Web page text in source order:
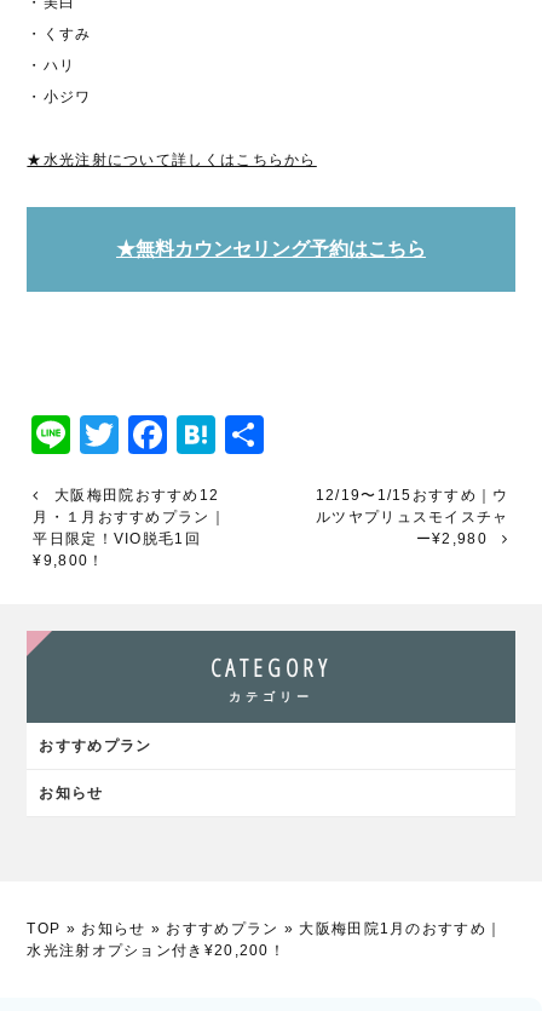
・くすみ
・ハリ
・小ジワ
★水光注射について詳しくはこちらから
★無料カウンセリング予約はこちら
LineTwitter
Facebook
Hatena
大阪梅田院おすすめ12
月・１月おすすめプラン｜
平日限定！VIO脱毛1回
¥9,800！
12/19〜1/15おすすめ｜ウ
ルツヤプリュスモイスチャ
ー¥2,980
CATEGORY
カテゴリー
おすすめプラン
お知らせ
TOP » お知らせ » おすすめプラン »大阪梅田院1月のおすすめ｜
水光注射オプション付き¥20,200！